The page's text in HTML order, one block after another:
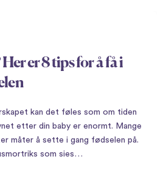
er 8 tips for å få i
kan det føles som om tiden
etter din baby er enormt. Mange
måter å sette i gang fødselen på.
som sies…